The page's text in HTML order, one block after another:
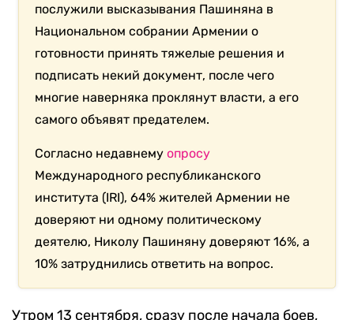
послужили высказывания Пашиняна в
Национальном собрании Армении о
готовности принять тяжелые решения и
подписать некий документ, после чего
многие наверняка проклянут власти, а его
самого объявят предателем.
Согласно недавнемуопросу
Международного республиканского
института (IRI), 64% жителей Армении не
доверяют ни одному политическому
деятелю, Николу Пашиняну доверяют 16%, а
10% затруднились ответить на вопрос.
Утром 13 сентября, сразу после начала боев,